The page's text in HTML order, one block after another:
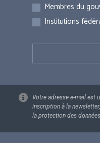
Membres du
Institutions
Votre adresse e-mail est
inscription à la
la protection des